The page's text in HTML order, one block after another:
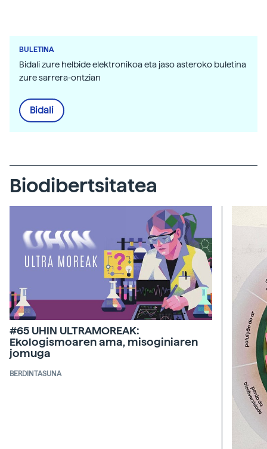
BULETINA
Bidali zure helbide elektronikoa eta jaso asteroko buletina
zure sarrera-ontzian
Bidali
Biodibertsitatea
#65 UHIN ULTRAMOREAK:
Ekologismoaren ama, misoginiaren
jomuga
BERDINTASUNA